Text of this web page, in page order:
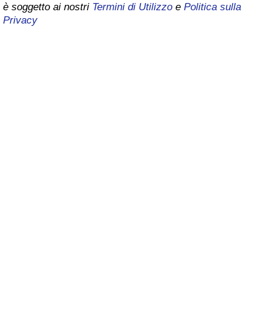
è soggetto ai nostri Termini di Utilizzo e Politica sulla
Privacy
Indice della Criminalità